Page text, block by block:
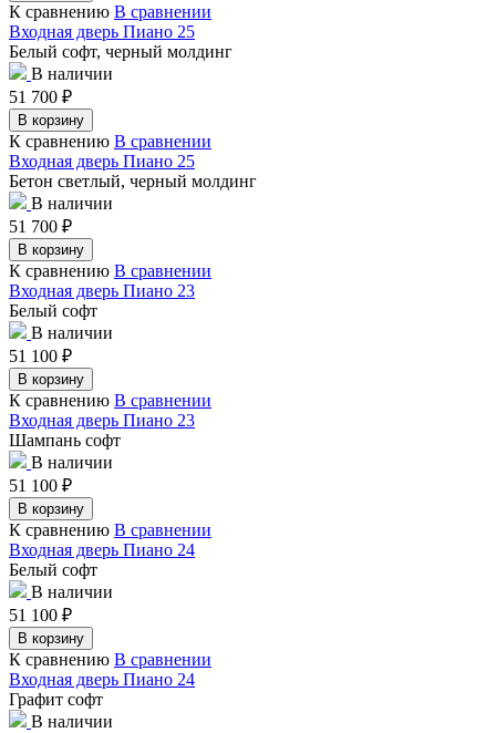
К сравнению В сравнении
Входная дверь Пиано 25
Белый софт, черный молдинг
В наличии
51 700 ₽
В корзину
К сравнению В сравнении
Входная дверь Пиано 25
Бетон светлый, черный молдинг
В наличии
51 700 ₽
В корзину
К сравнению В сравнении
Входная дверь Пиано 23
Белый софт
В наличии
51 100 ₽
В корзину
К сравнению В сравнении
Входная дверь Пиано 23
Шампань софт
В наличии
51 100 ₽
В корзину
К сравнению В сравнении
Входная дверь Пиано 24
Белый софт
В наличии
51 100 ₽
В корзину
К сравнению В сравнении
Входная дверь Пиано 24
Графит софт
В наличии